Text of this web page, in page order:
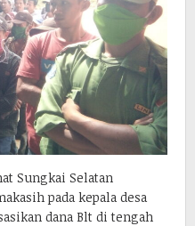
Sungkai Selatan
pada kepala desa
dana Blt di tengah